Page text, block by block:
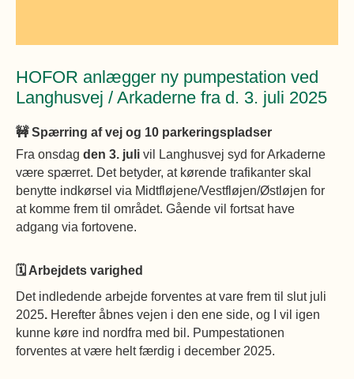
HOFOR anlægger ny pumpestation ved
Langhusvej / Arkaderne fra d. 3. juli 2025
🚧Spærring af vej og 10 parkeringspladser
Fra onsdag den 3. juli vil Langhusvej syd for Arkaderne
være spærret. Det betyder, at kørende trafikanter skal
benytte indkørsel via Midtfløjene/Vestfløjen/Østløjen for
at komme frem til området. Gående vil fortsat have
adgang via fortovene.
🗓️ Arbejdets varighed
Det indledende arbejde forventes at vare frem til slut juli
2025. Herefter åbnes vejen i den ene side, og I vil igen
kunne køre ind nordfra med bil. Pumpestationen
forventes at være helt færdig i december 2025.